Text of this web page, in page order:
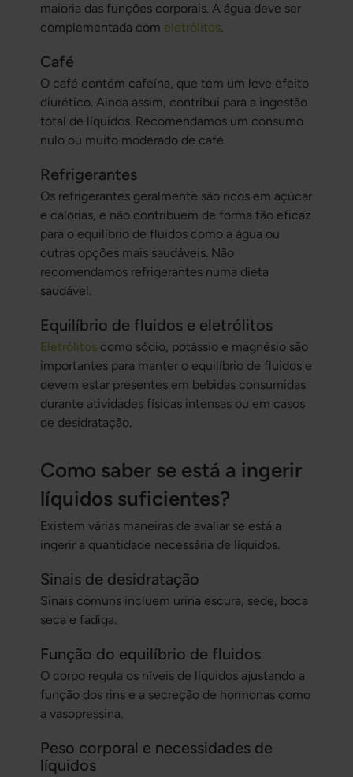
maioria das funções corporais. A água deve ser
complementada com eletrólitos.
Café
O café contém cafeína, que tem um leve efeito
diurético. Ainda assim, contribui para a ingestão
total de líquidos. Recomendamos um consumo
nulo ou muito moderado de café.
Refrigerantes
Os refrigerantes geralmente são ricos em açúcar
e calorias, e não contribuem de forma tão eficaz
para o equilíbrio de fluidos como a água ou
outras opções mais saudáveis. Não
recomendamos refrigerantes numa dieta
saudável.
Equilíbrio de fluidos e eletrólitos
Eletrólitoscomo sódio, potássio e magnésio são
importantes para manter o equilíbrio de fluidos e
devem estar presentes em bebidas consumidas
durante atividades físicas intensas ou em casos
de desidratação.
Como saber se está a ingerir
líquidos suficientes?
Existem várias maneiras de avaliar se está a
ingerir a quantidade necessária de líquidos.
Sinais de desidratação
Sinais comuns incluem urina escura, sede, boca
seca e fadiga.
Função do equilíbrio de fluidos
O corpo regula os níveis de líquidos ajustando a
função dos rins e a secreção de hormonas como
a vasopressina.
Peso corporal e necessidades de
líquidos